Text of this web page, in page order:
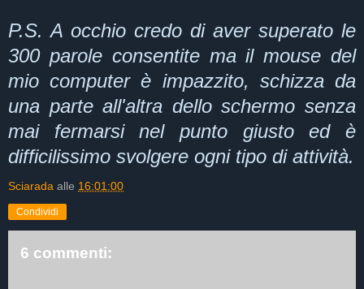
P.S. A occhio credo di aver superato le
300 parole consentite ma il mouse del
mio computer è impazzito, schizza da
una parte all'altra dello schermo senza
mai fermarsi nel punto giusto ed è
difficilissimo svolgere ogni tipo di attività.
Sciarada alle 16:01:00
Condividi
6 commenti: